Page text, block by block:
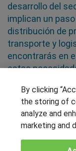
desarrollo del
implican un
distribución de
transporte y
encontrarás en
estas
SÍGUENOS EN LAS
OTROS GRUPOS
By clicking
the storing of
analyze and
marketing and